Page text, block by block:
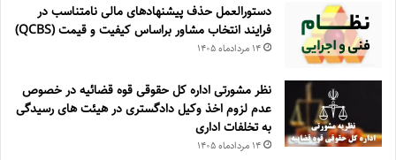
دستورالعمل حذف پيشنهادهای مالی نامتناسب در
فرايند انتخاب مشاور براساس كيفيت و قيمت (QCBS)
۱۴ مرداد‌ماه ۱۴۰۵
نظر مشورتی اداره کل حقوقی قوه قضائیه در خصوص
عدم لزوم اخذ وکیل دادگستری در هیئت های رسیدگی
به تخلفات اداری
۱۴ مرداد‌ماه ۱۴۰۵